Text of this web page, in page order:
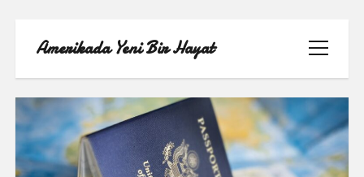
Amerikada Yeni Bir Hayat
menüyü
aç
ÖRNEK SAYFA